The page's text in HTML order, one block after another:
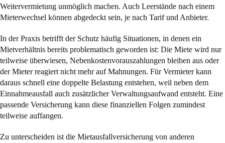
Weitervermietung unmöglich machen. Auch Leerstände nach einem
Mieterwechsel können abgedeckt sein, je nach Tarif und Anbieter.
In der Praxis betrifft der Schutz häufig Situationen, in denen ein
Mietverhältnis bereits problematisch geworden ist: Die Miete wird nur
teilweise überwiesen, Nebenkostenvorauszahlungen bleiben aus oder
der Mieter reagiert nicht mehr auf Mahnungen. Für Vermieter kann
daraus schnell eine doppelte Belastung entstehen, weil neben dem
Einnahmeausfall auch zusätzlicher Verwaltungsaufwand entsteht. Eine
passende Versicherung kann diese finanziellen Folgen zumindest
teilweise auffangen.
Zu unterscheiden ist die Mietausfallversicherung von anderen